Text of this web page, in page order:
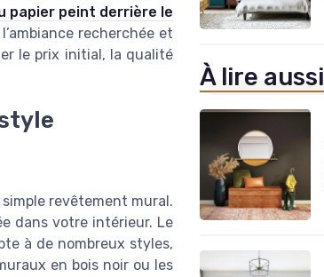
papier peint derrière le
recherchée et
le prix initial, la qualité
revêtement mural.
dans votre intérieur. Le
à de nombreux styles,
en bois noir ou les
À lire aussi